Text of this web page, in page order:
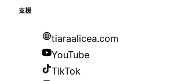
支援
tiaraalicea.com
YouTube
TikTok